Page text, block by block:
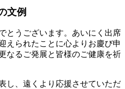
文例
とうございます。あいにく出席
えられたことに心よりお慶び申
なるご発展と皆様のご健康を祈
し、遠くより応援させていただ